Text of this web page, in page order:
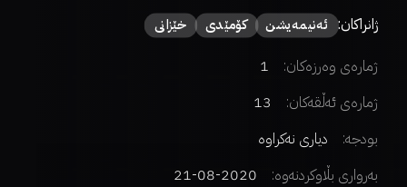
ژانراکان: ئەنیمەیشن كۆمێدی خێزانی
ژمارەی وەرزەکان:
1
ژمارەی ئەڵقەکان:
13
بودجە:
دیاری نەکراوە
بەرواری بڵاوکردنەوە:
2020-08-21